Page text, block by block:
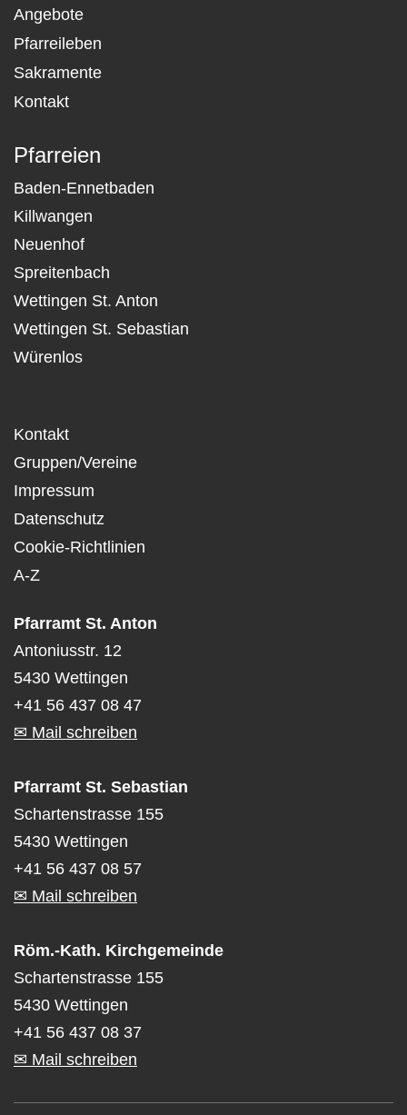
Angebote
Pfarreileben
Sakramente
Kontakt
Pfarreien
Baden-Ennetbaden
Killwangen
Neuenhof
Spreitenbach
Wettingen St. Anton
Wettingen St. Sebastian
Würenlos
Kontakt
Gruppen/Vereine
Impressum
Datenschutz
Cookie-Richtlinien
A-Z
Pfarramt St. Anton
Antoniusstr. 12
5430 Wettingen
+41 56 437 08 47
✉ Mail schreiben
Pfarramt St. Sebastian
Schartenstrasse 155
5430 Wettingen
+41 56 437 08 57
✉ Mail schreiben
Röm.-Kath. Kirchgemeinde
Schartenstrasse 155
5430 Wettingen
+41 56 437 08 37
✉ Mail schreiben